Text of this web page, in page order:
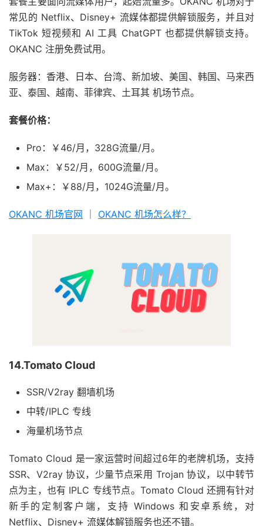
常见的 Netflix、Disney+ 流媒体都提供解锁服务，并且对
TikTok 短视频和 AI 工具 ChatGPT 也都提供解锁支持。
OKANC 注册免费试用。
服务器：香港、日本、台湾、新加坡、美国、韩国、马来西
亚、泰国、越南、菲律宾、土耳其 机场节点。
套餐价格：
Pro：￥46/月，328G流量/月。
Max：￥52/月，600G流量/月。
Max+：￥88/月，1024G流量/月。
OKANC 机场官网 OKANC 机场怎么样？
14.Tomato Cloud
SSR/V2ray 翻墙机场
中转/IPLC 专线
海量机场节点
Tomato Cloud 是一家运营时间超过6年的老牌机场，支持
SSR、V2ray 协议，少量节点采用 Trojan 协议，以中转节
点为主，也有 IPLC 专线节点。Tomato Cloud 还拥有针对
新手的定制客户端，支持 Windows 和安卓系统，对
Netflix、Disney+ 流媒体解锁服务也还不错。